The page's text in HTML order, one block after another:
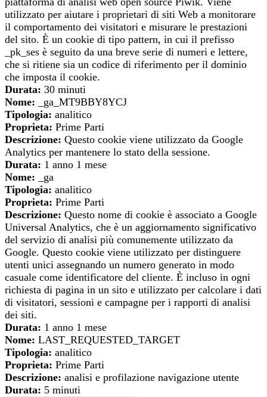
utilizzato per aiutare i proprietari di siti Web a monitorare
il comportamento dei visitatori e misurare le prestazioni
del sito. È un cookie di tipo pattern, in cui il prefisso
_pk_ses è seguito da una breve serie di numeri e lettere,
che si ritiene sia un codice di riferimento per il dominio
che imposta il cookie.
Durata: 30 minuti
Nome: _ga_MT9BBY8YCJ
Tipologia: analitico
Proprieta: Prime Parti
Descrizione: Questo cookie viene utilizzato da Google
Analytics per mantenere lo stato della sessione.
Durata: 1 anno 1 mese
Nome: _ga
Tipologia: analitico
Proprieta: Prime Parti
Descrizione: Questo nome di cookie è associato a Google
Universal Analytics, che è un aggiornamento significativo
del servizio di analisi più comunemente utilizzato da
Google. Questo cookie viene utilizzato per distinguere
utenti unici assegnando un numero generato in modo
casuale come identificatore del cliente. È incluso in ogni
richiesta di pagina in un sito e utilizzato per calcolare i dati
di visitatori, sessioni e campagne per i rapporti di analisi
dei siti.
Durata: 1 anno 1 mese
Nome: LAST_REQUESTED_TARGET
Tipologia: analitico
Proprieta: Prime Parti
Descrizione: analisi e profilazione navigazione utente
Durata: 5 minuti